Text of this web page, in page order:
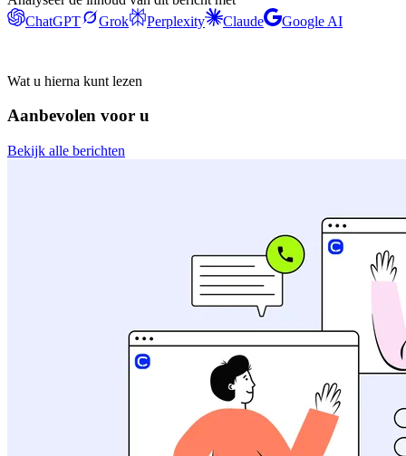
ChatGPT
Grok Perplexity Claude Google AI
Wat u hierna kunt lezen
Aanbevolen voor u
Bekijk alle berichten